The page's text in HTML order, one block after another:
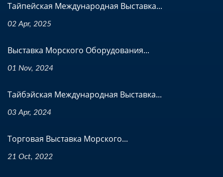
Тайпейская Международная Выставка...
02 Apr, 2025
Выставка Морского Оборудования...
01 Nov, 2024
Тайбэйская Международная Выставка...
03 Apr, 2024
Торговая Выставка Морского...
21 Oct, 2022